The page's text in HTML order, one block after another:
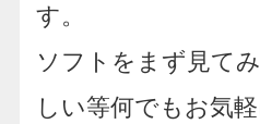
す。
ソフトをまず見て
しい等何でもお気